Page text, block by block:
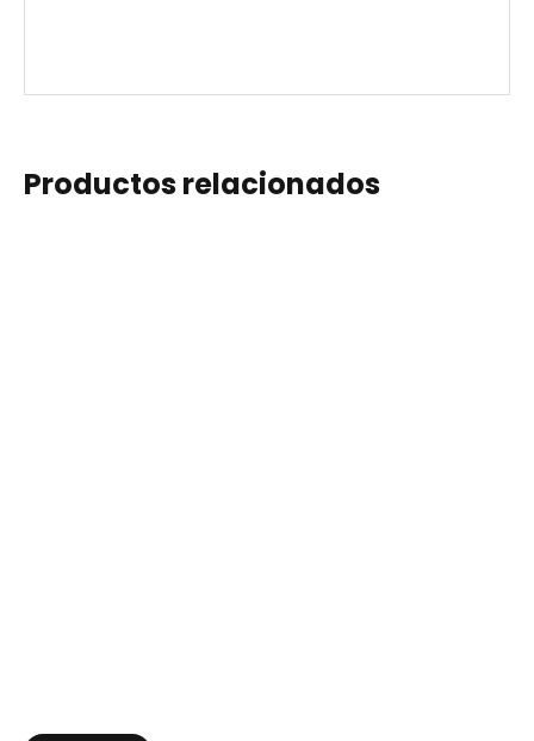
Productos relacionados